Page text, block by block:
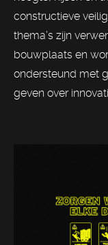
constructieve
thema’s zijn
bouwplaats en
ondersteund met
geven over